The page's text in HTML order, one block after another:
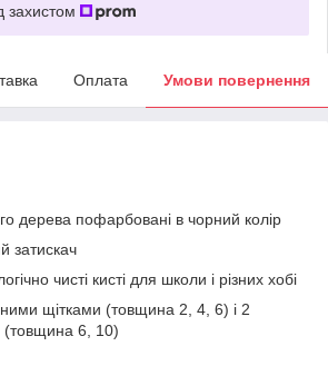
захистом
Оплата Умови повернення
дерева пофарбовані в чорний колір
затискач
чисті кисті для школи і різних хобі
щітками (товщина 2, 4, 6) і 2
6, 10)